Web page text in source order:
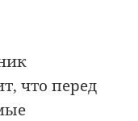
что перед